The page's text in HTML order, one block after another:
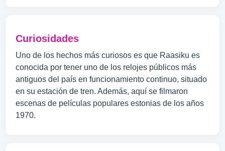
Curiosidades
Uno de los hechos más curiosos es que Raasiku es
conocida por tener uno de los relojes públicos más
antiguos del país en funcionamiento continuo, situado
en su estación de tren. Además, aquí se filmaron
escenas de películas populares estonias de los años
1970.